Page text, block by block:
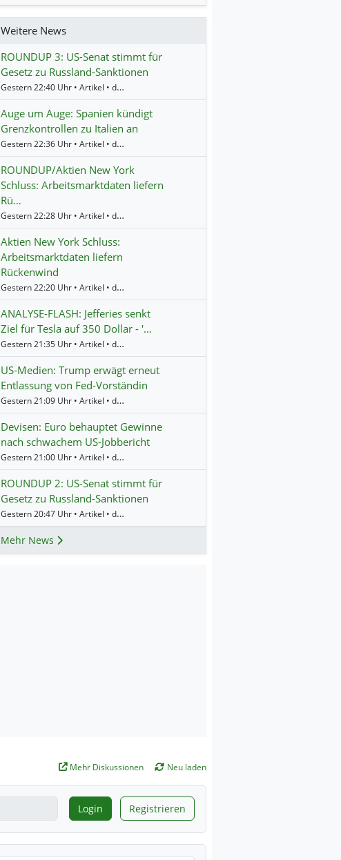
Weitere News
ROUNDUP 3: US-Senat stimmt für
Gesetz zu Russland-Sanktionen
Gestern 22:40 Uhr • Artikel • dpa-AFX
Auge um Auge: Spanien kündigt
Grenzkontrollen zu Italien an
Gestern 22:36 Uhr • Artikel • dpa-AFX
ROUNDUP/Aktien New York
Schluss: Arbeitsmarktdaten liefern
Rü…
Gestern 22:28 Uhr • Artikel • dpa-AFX
Aktien New York Schluss:
Arbeitsmarktdaten liefern
Rückenwind
Gestern 22:20 Uhr • Artikel • dpa-AFX
ANALYSE-FLASH: Jefferies senkt
Ziel für Tesla auf 350 Dollar - '…
Gestern 21:35 Uhr • Artikel • dpa-AFX
US-Medien: Trump erwägt erneut
Entlassung von Fed-Vorständin
Gestern 21:09 Uhr • Artikel • dpa-AFX
Devisen: Euro behauptet Gewinne
nach schwachem US-Jobbericht
Gestern 21:00 Uhr • Artikel • dpa-AFX
ROUNDUP 2: US-Senat stimmt für
Gesetz zu Russland-Sanktionen
Gestern 20:47 Uhr • Artikel • dpa-AFX
Mehr News
Mehr Diskussionen Neu laden
Login Registrieren